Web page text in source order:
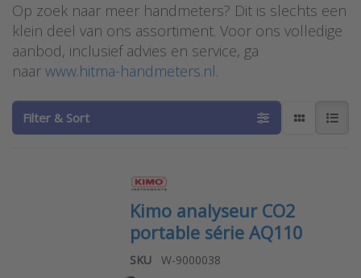
Op zoek naar meer handmeters? Dit is slechts een
klein deel van ons assortiment. Voor ons volledige
aanbod, inclusief advies en service, ga
naar www.hitma-handmeters.nl.
Filter & Sort
Kimo analyseur CO2
portable série AQ110
SKU
W-9000038